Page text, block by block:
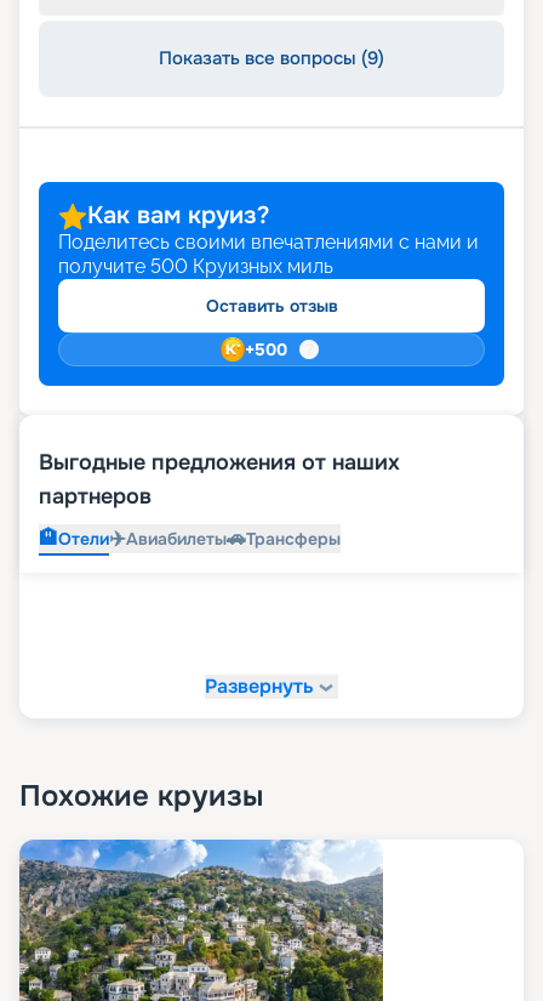
Показать все вопросы (9)
Как вам круиз?
Поделитесь своими впечатлениями с нами и
получите 500 Круизных миль
Оставить отзыв
+500
Выгодные предложения от наших
партнеров
🏨Отели✈️Авиабилеты🚗Трансферы
Развернуть
Похожие круизы